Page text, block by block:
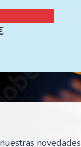
novedades